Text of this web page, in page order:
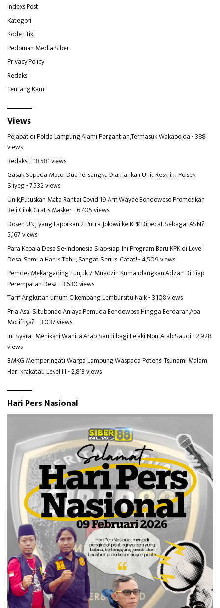
Indexs Post
Kategori
Kode Etik
Pedoman Media Siber
Privacy Policy
Redaksi
Tentang Kami
Views
Pejabat di Polda Lampung Alami Pergantian,Termasuk Wakapolda- 388
views
Redaksi- 18,581 views
Gasak Sepeda Motor,Dua Tersangka Diamankan Unit Reskrim Polsek
Sliyeg- 7,532 views
Unik,Putuskan Mata Rantai Covid 19 Arif Wayae Bondowoso Promosikan
Beli Cilok Gratis Masker- 6,705 views
Dosen UNJ yang Laporkan 2 Putra Jokowi ke KPK Dipecat Sebagai ASN?-
5,167 views
Para Kepala Desa Se-Indonesia Siap-siap, Ini Program Baru KPK di Level
Desa, Semua Harus Tahu, Sangat Serius, Catat!- 4,509 views
Pemdes Mekargading Tunjuk 7 Muadzin Kumandangkan Adzan Di Tiap
Perempatan Desa- 3,630 views
Tarif Angkutan umum Cikembang Lembursitu Naik- 3,108 views
Pria Asal Situbondo Aniaya Pemuda Bondowoso Hingga Berdarah,Apa
Motifnya?- 3,037 views
Ini Syarat Menikahi Wanita Arab Saudi bagi Lelaki Non-Arab Saudi- 2,928
views
BMKG Memperingati Warga Lampung Waspada Potensi Tsunami Malam
Hari krakatau Level III- 2,813 views
Hari Pers Nasional